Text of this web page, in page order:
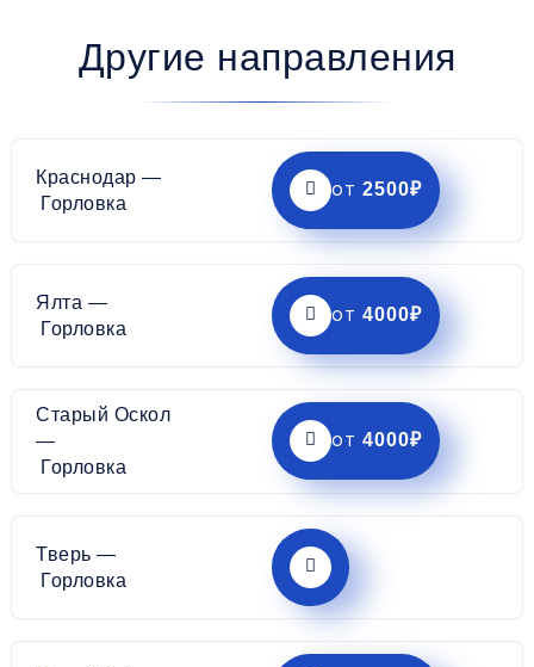
Другие направления
Краснодар —
Горловка
от 2500₽
Ялта —
Горловка
от 4000₽
Старый Оскол
—
Горловка
от 4000₽
Тверь —
Горловка